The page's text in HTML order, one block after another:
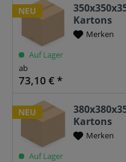
NEU
Kartons
Merken
Auf Lager
ab
73,10 € *
NEU
Kartons
Merken
Auf Lager